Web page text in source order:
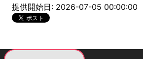
提供開始日: 2026-07-05 00:00:00